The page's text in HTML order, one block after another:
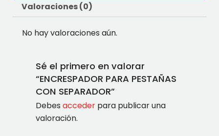
Valoraciones (0)
No hay valoraciones aún.
Sé el primero en valorar
“ENCRESPADOR PARA PESTAÑAS
CON SEPARADOR”
Debes accederpara publicar una
valoración.